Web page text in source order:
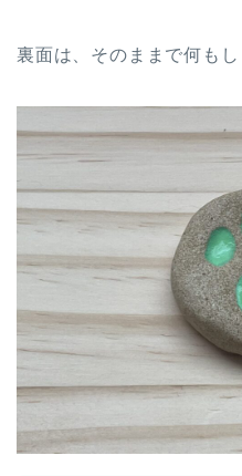
裏面は、そのままで何もし